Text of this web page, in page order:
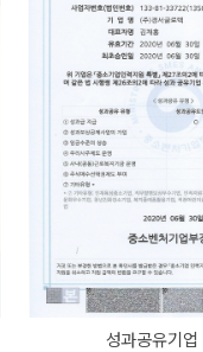
성과공유기업